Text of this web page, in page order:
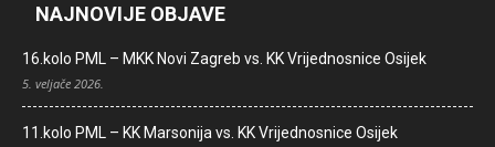
NAJNOVIJE OBJAVE
16.kolo PML – MKK Novi Zagreb vs. KK Vrijednosnice Osijek
5. veljače 2026.
11.kolo PML – KK Marsonija vs. KK Vrijednosnice Osijek